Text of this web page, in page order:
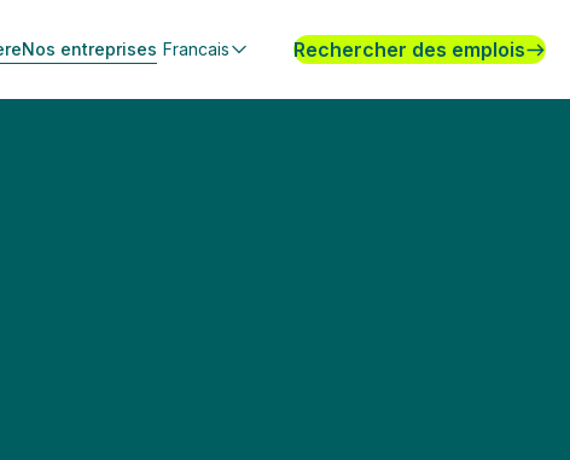
Nos entreprises Francais Rechercher des emplois